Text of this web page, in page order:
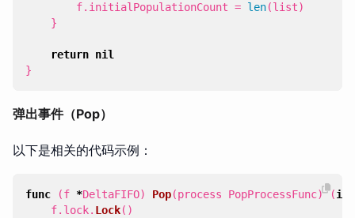
f. initialPopulationCount = len(list)
}
return nil
}
弹出事件（Pop）
以下是相关的代码示例：
func (f *DeltaFIFO) Pop(process PopProcessFunc) (
f. lock. Lock()